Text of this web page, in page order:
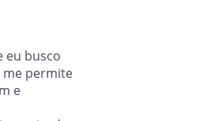
eu busco
me permite
e